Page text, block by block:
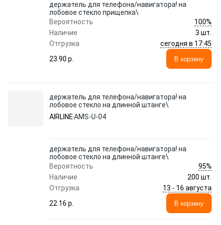
держатель для телефона/навигатора! на
лобовое стекло прищепка\
Вероятность
100%
Наличие
3 шт.
Отгрузка
сегодня в 17:45
23.90 p.
В корзину
держатель для телефона/навигатора! на
лобовое стекло на длинной штанге\
AIRLINEAMS-U-04
держатель для телефона/навигатора! на
лобовое стекло на длинной штанге\
Вероятность
95%
Наличие
200 шт.
Отгрузка
13 - 16 августа
22.16 p.
В корзину